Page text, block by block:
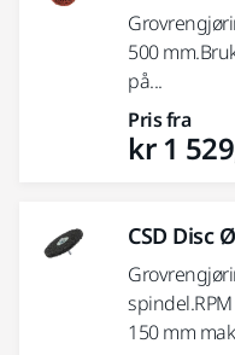
500
på...
Pris fra
kr 1
CSD Disc
150 mm